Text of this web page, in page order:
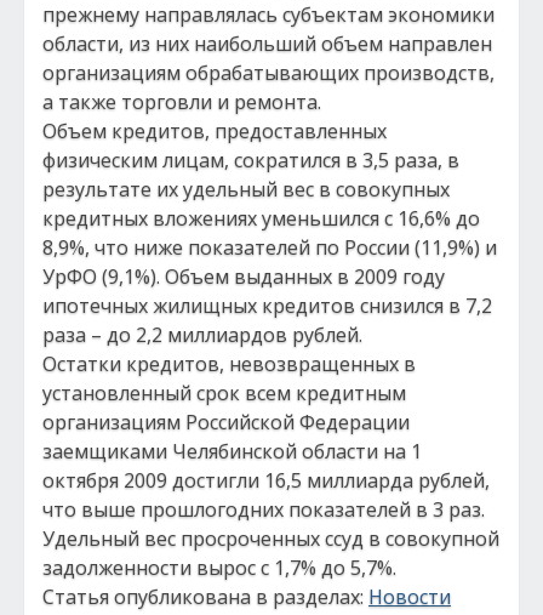
прежнему направлялась субъектам экономики
области, из них наибольший объем направлен
организациям обрабатывающих производств,
а также торговли и ремонта.
Объем кредитов, предоставленных
физическим лицам, сократился в 3,5 раза, в
результате их удельный вес в совокупных
кредитных вложениях уменьшился с 16,6% до
8,9%, что ниже показателей по России (11,9%) и
УрФО (9,1%). Объем выданных в 2009 году
ипотечных жилищных кредитов снизился в 7,2
раза – до 2,2 миллиардов рублей.
Остатки кредитов, невозвращенных в
установленный срок всем кредитным
организациям Российской Федерации
заемщиками Челябинской области на 1
октября 2009 достигли 16,5 миллиарда рублей,
что выше прошлогодних показателей в 3 раз.
Удельный вес просроченных ссуд в совокупной
задолженности вырос с 1,7% до 5,7%.
Статья опубликована в разделах: Новости